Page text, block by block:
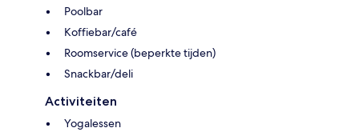
Poolbar
Koffiebar/café
Roomservice (beperkte tijden)
Snackbar/deli
Activiteiten
Yogalessen